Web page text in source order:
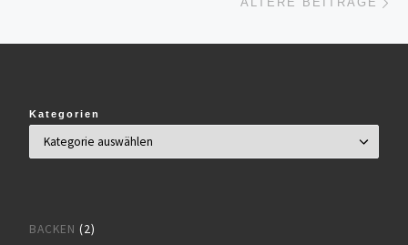
Kategorien
BACKEN (2)